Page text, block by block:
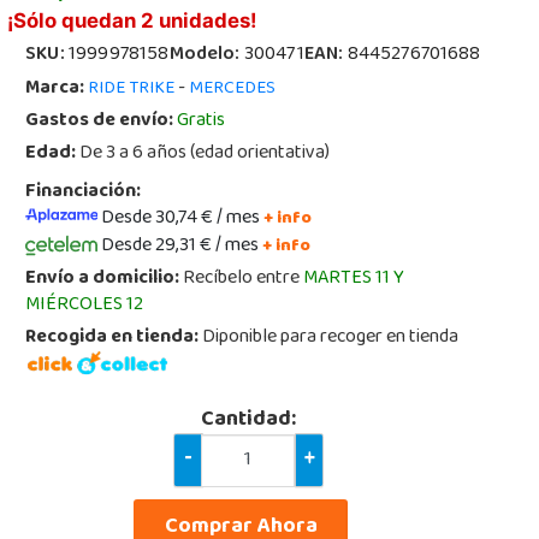
¡Sólo quedan 2 unidades!
SKU:1999978158Modelo:300471EAN:8445276701688
Marca:RIDE TRIKE-MERCEDES
Gastos de envío:Gratis
Edad:De 3 a 6 años (edad orientativa)
Financiación:
Desde 30,74 € / mes+ info
Desde 29,31 € / mes+ info
Envío a domicilio:Recíbelo entreMARTES 11 Y
MIÉRCOLES 12
Recogida en tienda:Diponible para recoger en tienda
Cantidad:
-
+
Comprar Ahora